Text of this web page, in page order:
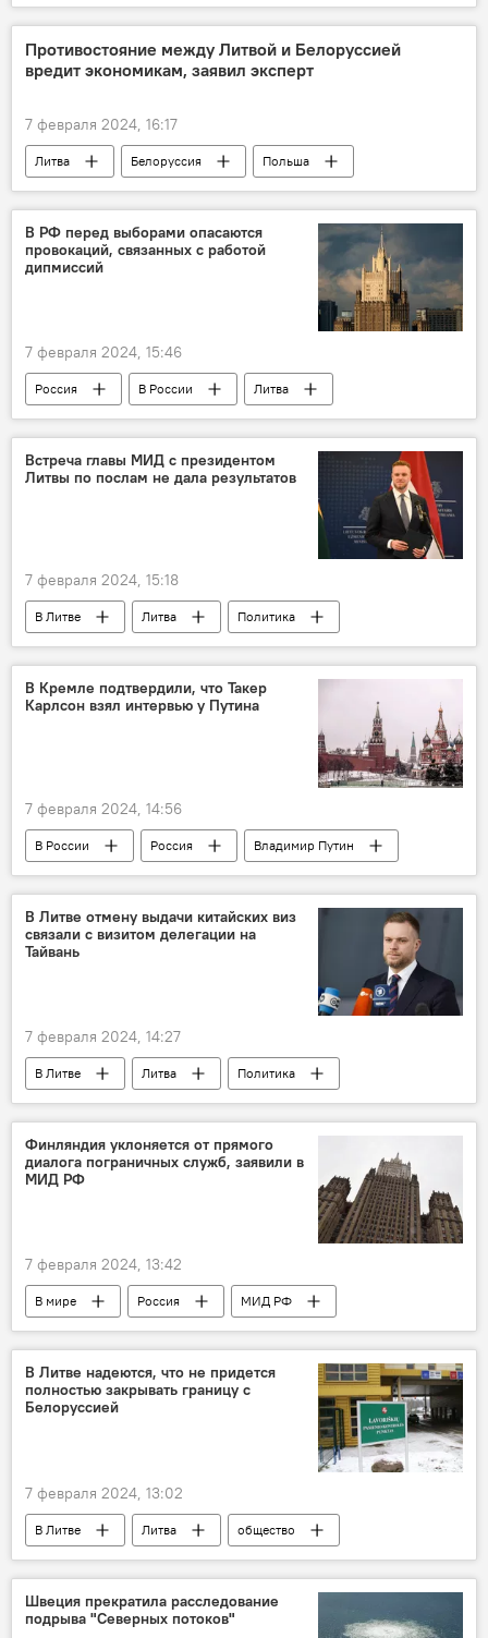
Минобороны РФ Россия Украина
Противостояние между Литвой и Белоруссией
вредит экономикам, заявил эксперт
7 февраля 2024, 16:17
Литва Белоруссия
Польша
Украина
Политика
В РФ перед выборами опасаются
провокаций, связанных с работой
дипмиссий
7 февраля 2024, 15:46
Россия В России
Литва
общество
дипломаты
Выборы президента России — 2024
Встреча главы МИД с президентом
Литвы по послам не дала результатов
7 февраля 2024, 15:18
В Литве Литва Политика
В Кремле подтвердили, что Такер
Карлсон взял интервью у Путина
7 февраля 2024, 14:56
В России Россия
Владимир Путин
Политика
В Литве отмену выдачи китайских виз
связали с визитом делегации на
Тайвань
7 февраля 2024, 14:27
В Литве Литва
Политика
Китай
МИД Литвы
Габриэлюс Ландсбергис
Финляндия уклоняется от прямого
диалога пограничных служб, заявили в
МИД РФ
7 февраля 2024, 13:42
В мире Россия
МИД РФ
Мария Захарова
Финляндия
государственная граница
граница
В Литве надеются, что не придется
полностью закрывать границу с
Белоруссией
7 февраля 2024, 13:02
В Литве Литва
общество
Общество
МИД Литвы
Габриэлюс Ландсбергис
Закрытие КПП на границе с Белоруссией
Швеция прекратила расследование
подрыва "Северных потоков"